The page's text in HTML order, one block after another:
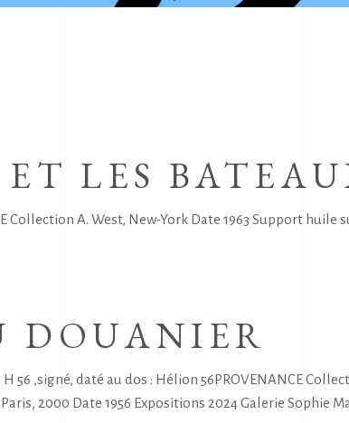
LES
Collection A. West, New-York Date 1963 Support huile
DOUANIER
56 ,signé, daté au dos : Hélion 56PROVENANCE
2000 Date 1956 Expositions 2024 Galerie Sophie